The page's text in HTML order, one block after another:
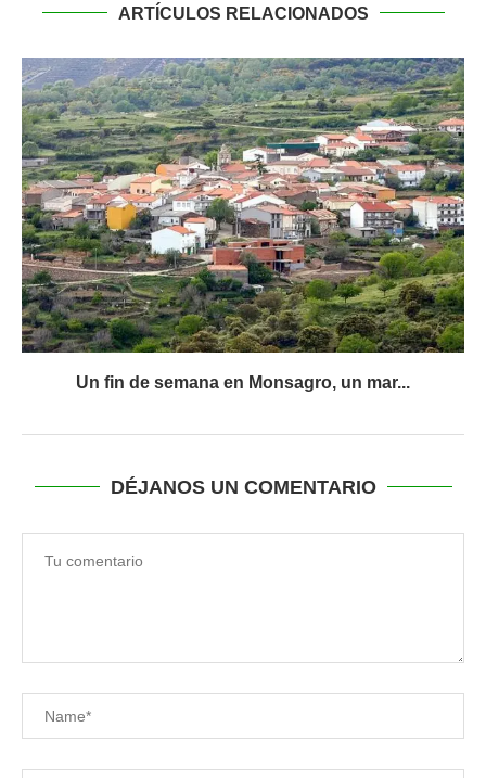
ARTÍCULOS RELACIONADOS
Un fin de semana en Monsagro, un mar...
DÉJANOS UN COMENTARIO